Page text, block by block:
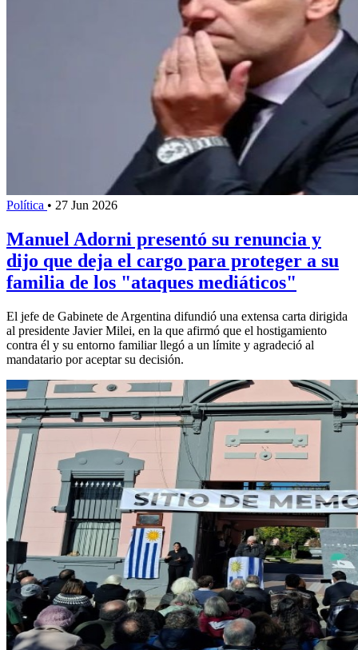
Política • 27 Jun 2026
Manuel Adorni presentó su renuncia y
dijo que deja el cargo para proteger a su
familia de los "ataques mediáticos"
El jefe de Gabinete de Argentina difundió una extensa carta dirigida
al presidente Javier Milei, en la que afirmó que el hostigamiento
contra él y su entorno familiar llegó a un límite y agradeció al
mandatario por aceptar su decisión.